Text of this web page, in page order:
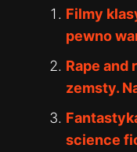
Filmy
pewno
Rape and
zemsty.
science